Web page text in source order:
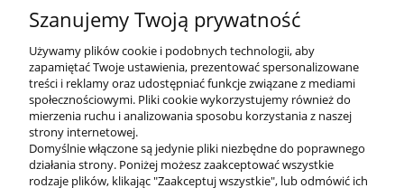
Do zastosowania w
KONTAKT
Szanujemy Twoją prywatność
Używamy plików cookie i podobnych technologii, aby
zapamiętać Twoje ustawienia, prezentować spersonalizowane
treści i reklamy oraz udostępniać funkcje związane z mediami
społecznościowymi. Pliki cookie wykorzystujemy również do
mierzenia ruchu i analizowania sposobu korzystania z naszej
strony internetowej.
Domyślnie włączone są jedynie pliki niezbędne do poprawnego
działania strony. Poniżej możesz zaakceptować wszystkie
rodzaje plików, klikając "Zaakceptuj wszystkie", lub odmówić ich